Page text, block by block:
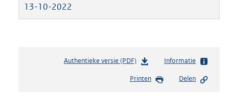
13-10-2022
Authentieke versie (PDF)b
s
Informatie
Printen Delen